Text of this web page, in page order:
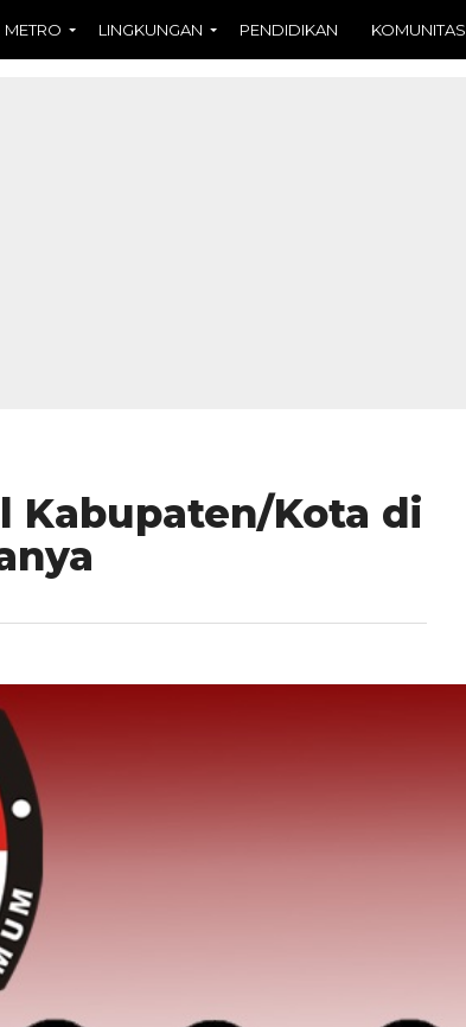
METRO LINGKUNGAN PENDIDIKAN KOMUNITAS
Kabupaten/Kota di